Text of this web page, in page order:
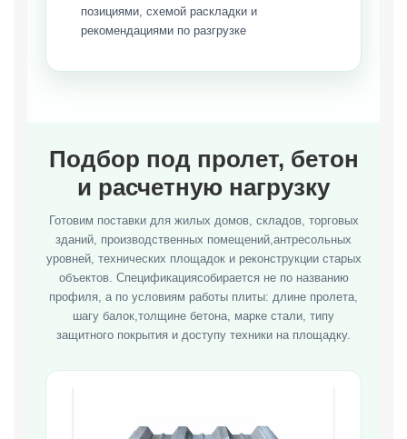
позициями, схемой раскладки и
рекомендациями по разгрузке
Подбор под пролет, бетон
и расчетную нагрузку
Готовим поставки для жилых домов, складов, торговых
зданий, производственных помещений,антресольных
уровней, технических площадок и реконструкции старых
объектов. Спецификациясобирается не по названию
профиля, а по условиям работы плиты: длине пролета,
шагу балок,толщине бетона, марке стали, типу
защитного покрытия и доступу техники на площадку.